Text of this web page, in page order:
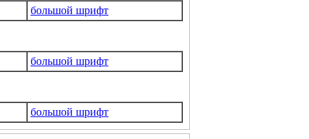
большой шрифт
большой шрифт
большой шрифт